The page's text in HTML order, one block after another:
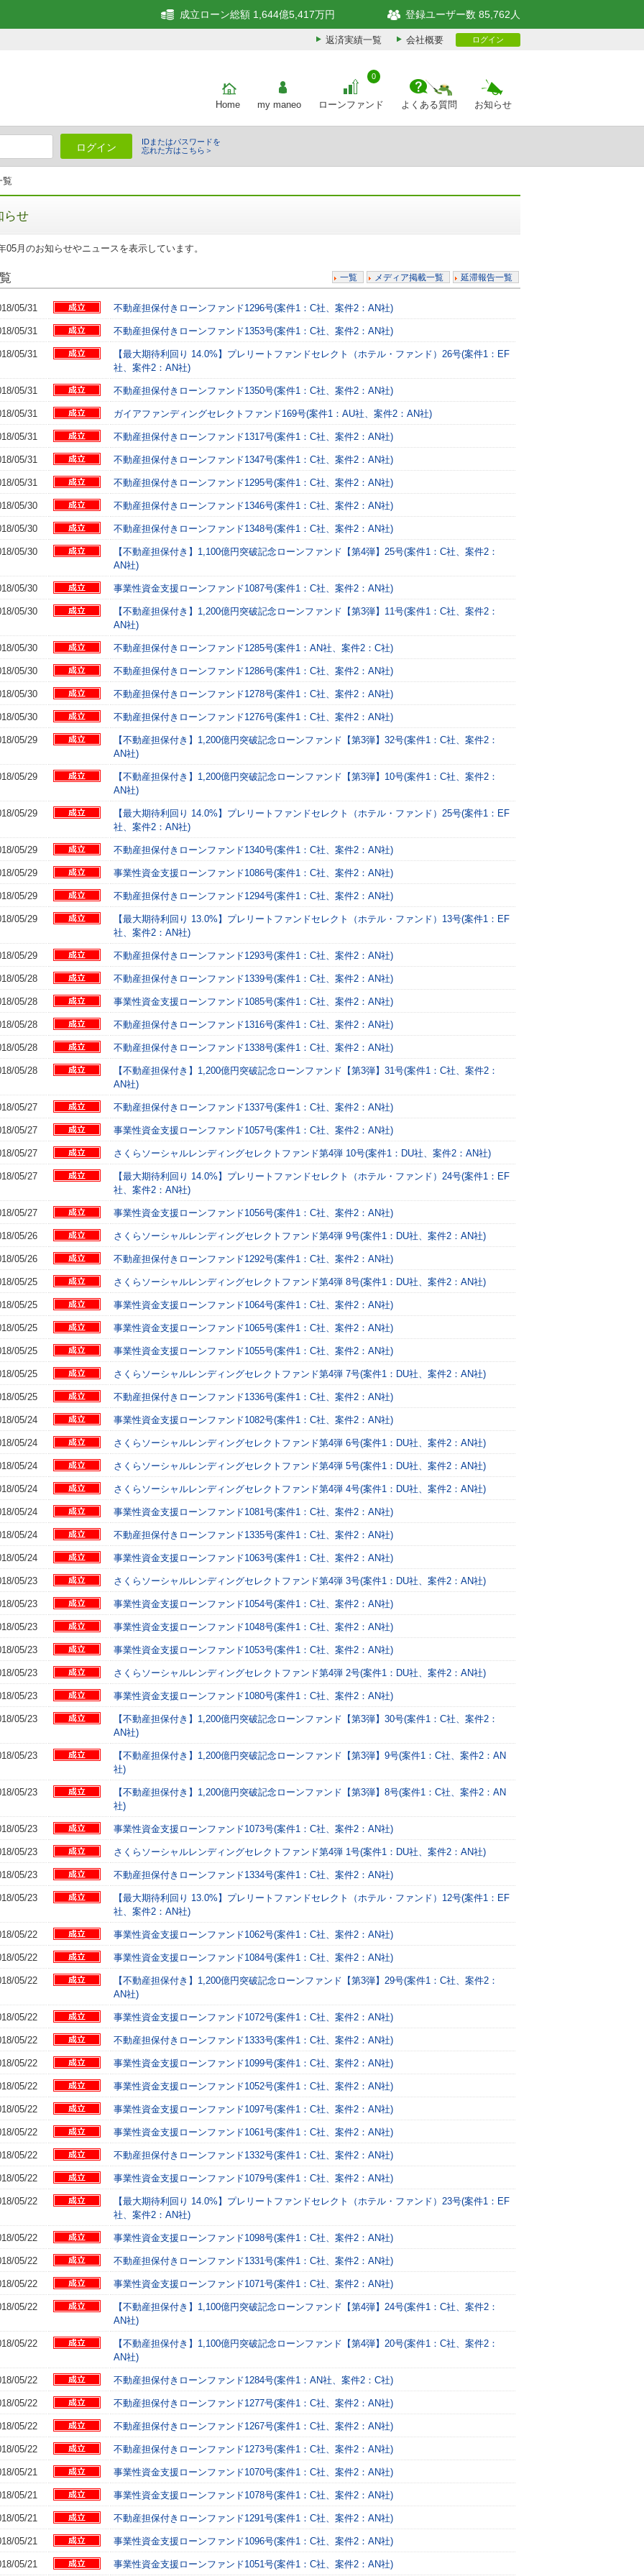
成立ローン総額 1,644億5,417万円 登録ユーザー数 85,762人
返済実績一覧 会社概要 ログイン
Home my maneo ローンファンド
0
よくある質問 お知らせ
ログイン
IDまたはパスワードを
忘れた方はこちら＞
覧
らせ
05月のお知らせやニュースを表示しています。
一覧 メディア掲載一覧 延滞報告一覧
05/31 不動産担保付きローンファンド1296号(案件1：C社、案件2：AN社)
05/31 不動産担保付きローンファンド1353号(案件1：C社、案件2：AN社)
05/31
【最大期待利回り 14.0%】プレリートファンドセレクト（ホテル・ファンド）26号(案件1：EF
社、案件2：AN社)
05/31 不動産担保付きローンファンド1350号(案件1：C社、案件2：AN社)
05/31 ガイアファンディングセレクトファンド169号(案件1：AU社、案件2：AN社)
05/31 不動産担保付きローンファンド1317号(案件1：C社、案件2：AN社)
05/31 不動産担保付きローンファンド1347号(案件1：C社、案件2：AN社)
05/31 不動産担保付きローンファンド1295号(案件1：C社、案件2：AN社)
05/30 不動産担保付きローンファンド1346号(案件1：C社、案件2：AN社)
05/30 不動産担保付きローンファンド1348号(案件1：C社、案件2：AN社)
05/30
【不動産担保付き】1,100億円突破記念ローンファンド【第4弾】25号(案件1：C社、案件2：
AN社)
05/30 事業性資金支援ローンファンド1087号(案件1：C社、案件2：AN社)
05/30
【不動産担保付き】1,200億円突破記念ローンファンド【第3弾】11号(案件1：C社、案件2：
AN社)
05/30 不動産担保付きローンファンド1285号(案件1：AN社、案件2：C社)
05/30 不動産担保付きローンファンド1286号(案件1：C社、案件2：AN社)
05/30 不動産担保付きローンファンド1278号(案件1：C社、案件2：AN社)
05/30 不動産担保付きローンファンド1276号(案件1：C社、案件2：AN社)
05/29
【不動産担保付き】1,200億円突破記念ローンファンド【第3弾】32号(案件1：C社、案件2：
AN社)
05/29
【不動産担保付き】1,200億円突破記念ローンファンド【第3弾】10号(案件1：C社、案件2：
AN社)
05/29
【最大期待利回り 14.0%】プレリートファンドセレクト（ホテル・ファンド）25号(案件1：EF
社、案件2：AN社)
05/29 不動産担保付きローンファンド1340号(案件1：C社、案件2：AN社)
05/29 事業性資金支援ローンファンド1086号(案件1：C社、案件2：AN社)
05/29 不動産担保付きローンファンド1294号(案件1：C社、案件2：AN社)
05/29
【最大期待利回り 13.0%】プレリートファンドセレクト（ホテル・ファンド）13号(案件1：EF
社、案件2：AN社)
05/29 不動産担保付きローンファンド1293号(案件1：C社、案件2：AN社)
05/28 不動産担保付きローンファンド1339号(案件1：C社、案件2：AN社)
05/28 事業性資金支援ローンファンド1085号(案件1：C社、案件2：AN社)
05/28 不動産担保付きローンファンド1316号(案件1：C社、案件2：AN社)
05/28 不動産担保付きローンファンド1338号(案件1：C社、案件2：AN社)
05/28
【不動産担保付き】1,200億円突破記念ローンファンド【第3弾】31号(案件1：C社、案件2：
AN社)
05/27 不動産担保付きローンファンド1337号(案件1：C社、案件2：AN社)
05/27 事業性資金支援ローンファンド1057号(案件1：C社、案件2：AN社)
05/27 さくらソーシャルレンディングセレクトファンド第4弾 10号(案件1：DU社、案件2：AN社)
05/27
【最大期待利回り 14.0%】プレリートファンドセレクト（ホテル・ファンド）24号(案件1：EF
社、案件2：AN社)
05/27 事業性資金支援ローンファンド1056号(案件1：C社、案件2：AN社)
05/26 さくらソーシャルレンディングセレクトファンド第4弾 9号(案件1：DU社、案件2：AN社)
05/26 不動産担保付きローンファンド1292号(案件1：C社、案件2：AN社)
05/25 さくらソーシャルレンディングセレクトファンド第4弾 8号(案件1：DU社、案件2：AN社)
05/25 事業性資金支援ローンファンド1064号(案件1：C社、案件2：AN社)
05/25 事業性資金支援ローンファンド1065号(案件1：C社、案件2：AN社)
05/25 事業性資金支援ローンファンド1055号(案件1：C社、案件2：AN社)
05/25 さくらソーシャルレンディングセレクトファンド第4弾 7号(案件1：DU社、案件2：AN社)
05/25 不動産担保付きローンファンド1336号(案件1：C社、案件2：AN社)
05/24 事業性資金支援ローンファンド1082号(案件1：C社、案件2：AN社)
05/24 さくらソーシャルレンディングセレクトファンド第4弾 6号(案件1：DU社、案件2：AN社)
05/24 さくらソーシャルレンディングセレクトファンド第4弾 5号(案件1：DU社、案件2：AN社)
05/24 さくらソーシャルレンディングセレクトファンド第4弾 4号(案件1：DU社、案件2：AN社)
05/24 事業性資金支援ローンファンド1081号(案件1：C社、案件2：AN社)
05/24 不動産担保付きローンファンド1335号(案件1：C社、案件2：AN社)
05/24 事業性資金支援ローンファンド1063号(案件1：C社、案件2：AN社)
05/23 さくらソーシャルレンディングセレクトファンド第4弾 3号(案件1：DU社、案件2：AN社)
05/23 事業性資金支援ローンファンド1054号(案件1：C社、案件2：AN社)
05/23 事業性資金支援ローンファンド1048号(案件1：C社、案件2：AN社)
05/23 事業性資金支援ローンファンド1053号(案件1：C社、案件2：AN社)
05/23 さくらソーシャルレンディングセレクトファンド第4弾 2号(案件1：DU社、案件2：AN社)
05/23 事業性資金支援ローンファンド1080号(案件1：C社、案件2：AN社)
05/23
【不動産担保付き】1,200億円突破記念ローンファンド【第3弾】30号(案件1：C社、案件2：
AN社)
05/23
【不動産担保付き】1,200億円突破記念ローンファンド【第3弾】9号(案件1：C社、案件2：AN
社)
05/23
【不動産担保付き】1,200億円突破記念ローンファンド【第3弾】8号(案件1：C社、案件2：AN
社)
05/23 事業性資金支援ローンファンド1073号(案件1：C社、案件2：AN社)
05/23 さくらソーシャルレンディングセレクトファンド第4弾 1号(案件1：DU社、案件2：AN社)
05/23 不動産担保付きローンファンド1334号(案件1：C社、案件2：AN社)
05/23
【最大期待利回り 13.0%】プレリートファンドセレクト（ホテル・ファンド）12号(案件1：EF
社、案件2：AN社)
05/22 事業性資金支援ローンファンド1062号(案件1：C社、案件2：AN社)
05/22 事業性資金支援ローンファンド1084号(案件1：C社、案件2：AN社)
05/22
【不動産担保付き】1,200億円突破記念ローンファンド【第3弾】29号(案件1：C社、案件2：
AN社)
05/22 事業性資金支援ローンファンド1072号(案件1：C社、案件2：AN社)
05/22 不動産担保付きローンファンド1333号(案件1：C社、案件2：AN社)
05/22 事業性資金支援ローンファンド1099号(案件1：C社、案件2：AN社)
05/22 事業性資金支援ローンファンド1052号(案件1：C社、案件2：AN社)
05/22 事業性資金支援ローンファンド1097号(案件1：C社、案件2：AN社)
05/22 事業性資金支援ローンファンド1061号(案件1：C社、案件2：AN社)
05/22 不動産担保付きローンファンド1332号(案件1：C社、案件2：AN社)
05/22 事業性資金支援ローンファンド1079号(案件1：C社、案件2：AN社)
05/22
【最大期待利回り 14.0%】プレリートファンドセレクト（ホテル・ファンド）23号(案件1：EF
社、案件2：AN社)
05/22 事業性資金支援ローンファンド1098号(案件1：C社、案件2：AN社)
05/22 不動産担保付きローンファンド1331号(案件1：C社、案件2：AN社)
05/22 事業性資金支援ローンファンド1071号(案件1：C社、案件2：AN社)
05/22
【不動産担保付き】1,100億円突破記念ローンファンド【第4弾】24号(案件1：C社、案件2：
AN社)
05/22
【不動産担保付き】1,100億円突破記念ローンファンド【第4弾】20号(案件1：C社、案件2：
AN社)
05/22 不動産担保付きローンファンド1284号(案件1：AN社、案件2：C社)
05/22 不動産担保付きローンファンド1277号(案件1：C社、案件2：AN社)
05/22 不動産担保付きローンファンド1267号(案件1：C社、案件2：AN社)
05/22 不動産担保付きローンファンド1273号(案件1：C社、案件2：AN社)
05/21 事業性資金支援ローンファンド1070号(案件1：C社、案件2：AN社)
05/21 事業性資金支援ローンファンド1078号(案件1：C社、案件2：AN社)
05/21 不動産担保付きローンファンド1291号(案件1：C社、案件2：AN社)
05/21 事業性資金支援ローンファンド1096号(案件1：C社、案件2：AN社)
05/21 事業性資金支援ローンファンド1051号(案件1：C社、案件2：AN社)